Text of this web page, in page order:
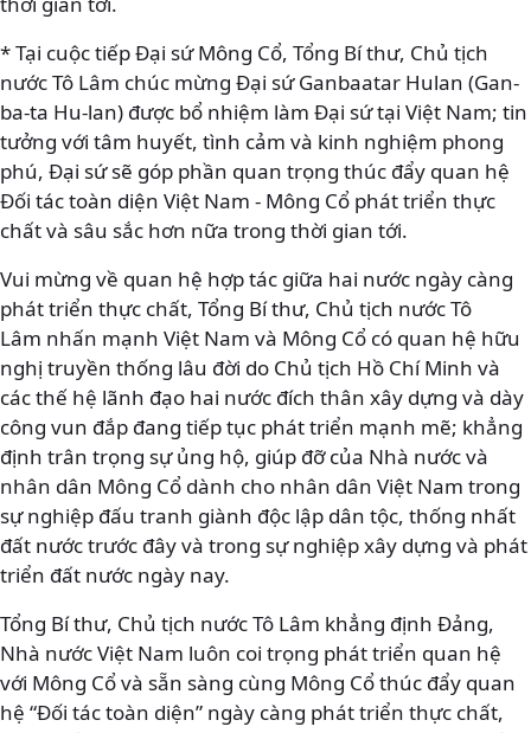
* Tại cuộc tiếp Đại sứ Mông Cổ, Tổng Bí thư, Chủ tịch
nước Tô Lâm chúc mừng Đại sứ Ganbaatar Hulan (Gan-
ba-ta Hu-lan) được bổ nhiệm làm Đại sứ tại Việt Nam; tin
tưởng với tâm huyết, tình cảm và kinh nghiệm phong
phú, Đại sứ sẽ góp phần quan trọng thúc đẩy quan hệ
Đối tác toàn diện Việt Nam - Mông Cổ phát triển thực
chất và sâu sắc hơn nữa trong thời gian tới.
Vui mừng về quan hệ hợp tác giữa hai nước ngày càng
phát triển thực chất, Tổng Bí thư, Chủ tịch nước Tô
Lâm nhấn mạnh Việt Nam và Mông Cổ có quan hệ hữu
nghị truyền thống lâu đời do Chủ tịch Hồ Chí Minh và
các thế hệ lãnh đạo hai nước đích thân xây dựng và dày
công vun đắp đang tiếp tục phát triển mạnh mẽ; khẳng
định trân trọng sự ủng hộ, giúp đỡ của Nhà nước và
nhân dân Mông Cổ dành cho nhân dân Việt Nam trong
sự nghiệp đấu tranh giành độc lập dân tộc, thống nhất
đất nước trước đây và trong sự nghiệp xây dựng và phát
triển đất nước ngày nay.
Tổng Bí thư, Chủ tịch nước Tô Lâm khẳng định Đảng,
Nhà nước Việt Nam luôn coi trọng phát triển quan hệ
với Mông Cổ và sẵn sàng cùng Mông Cổ thúc đẩy quan
hệ “Đối tác toàn diện” ngày càng phát triển thực chất,